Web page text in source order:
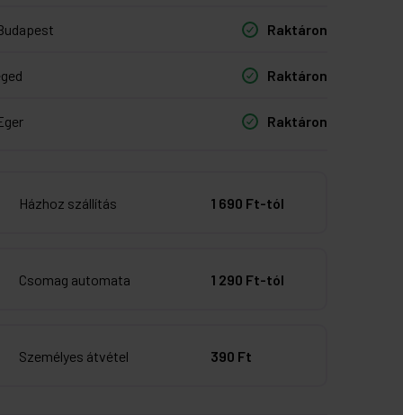
Raktáron
Raktáron
Raktáron
Házhoz szállítás 1 690 Ft-tól
Csomag automata 1 290 Ft-tól
Személyes átvétel 390 Ft